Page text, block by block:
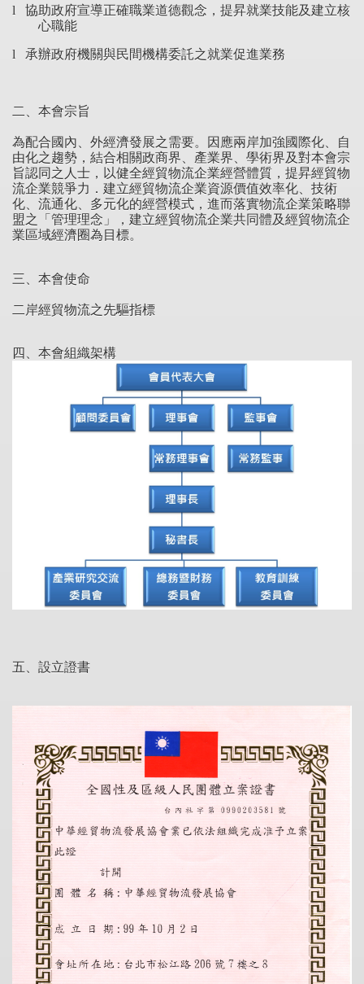
l
協助政府宣導正確職業道德觀念，提昇就業技能及建立核
心職能
l 承辦政府機關與民間機構委託之就業促進業務
二、 本會宗旨
為配合國內、外經濟發展之需要。因應兩岸加強國際化、自
由化之趨勢，結合相關政商界、產業界、學術界及對本會宗
旨認同之人士，以健全經貿物流企業經營體質，提昇經貿物
流企業競爭力．建立經貿物流企業資源價值效率化、技術
化、流通化、多元化的經營模式，進而落實物流企業策略聯
盟之「管理理念」，建立經貿物流企業共同體及經貿物流企
業區域經濟圈為目標。
三、本會使命
二岸經貿物流之先驅指標
四、本會組織架構
五、設立證書